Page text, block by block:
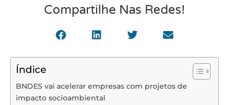
Compartilhe Nas Redes!
Índice
BNDES vai acelerar empresas com projetos de
impacto socioambiental